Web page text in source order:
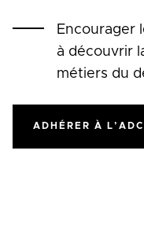
Encourager
à découvrir
métiers du
ADHÉRER À L’ADC